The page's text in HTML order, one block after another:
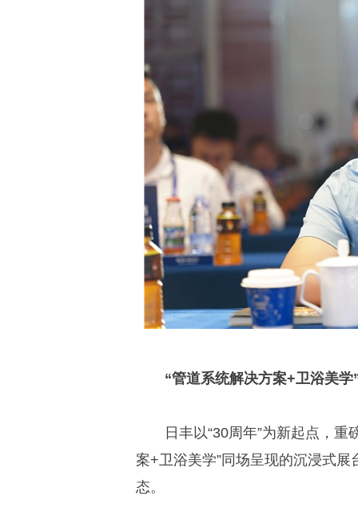
“管道系统解决方案+卫浴美
日丰以“30周年”为新起点，重
案+卫浴美学”同场呈现的沉浸式展
态。